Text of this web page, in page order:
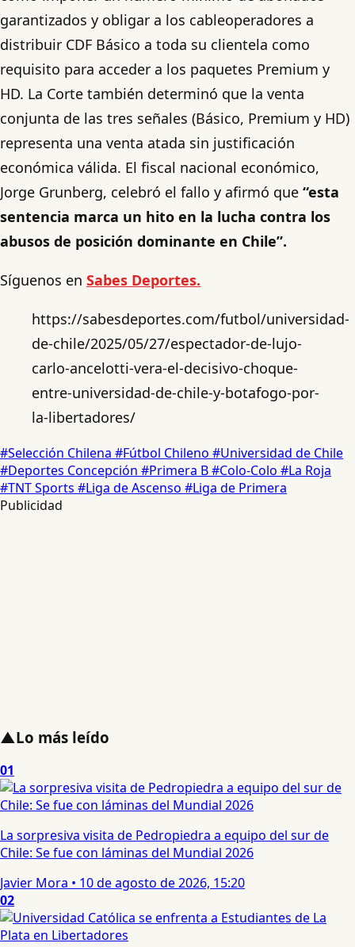
garantizados y obligar a los cableoperadores a
distribuir CDF Básico a toda su clientela como
requisito para acceder a los paquetes Premium y
HD. La Corte también determinó que la venta
conjunta de las tres señales (Básico, Premium y HD)
representa una venta atada sin justificación
económica válida. El fiscal nacional económico,
Jorge Grunberg, celebró el fallo y afirmó que “esta
sentencia marca un hito en la lucha contra los
abusos de posición dominante en Chile”.
Síguenos en Sabes Deportes.
https://sabesdeportes.com/futbol/universidad-
de-chile/2025/05/27/espectador-de-lujo-
carlo-ancelotti-vera-el-decisivo-choque-
entre-universidad-de-chile-y-botafogo-por-
la-libertadores/
#Selección Chilena #Fútbol Chileno #Universidad de Chile
#Deportes Concepción #Primera B#Colo-Colo #La Roja
#TNT Sports #Liga de Ascenso #Liga de Primera
Publicidad
▲Lo más leído
01
La sorpresiva visita de Pedropiedra a equipo del sur de
Chile: Se fue con láminas del Mundial 2026
Javier Mora • 10 de agosto de 2026, 15:20
02